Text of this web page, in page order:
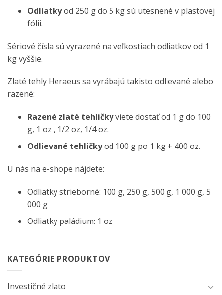
Odliatkyod 250 g do 5 kg sú utesnené v plastovej
fólii.
Sériové čísla sú vyrazené na veľkostiach odliatkov od 1
kg vyššie.
Zlaté tehly Heraeus sa vyrábajú takisto odlievané alebo
razené:
Razené zlaté tehličkyviete dostať od 1 g do 100
g, 1 oz , 1/2 oz, 1/4 oz.
Odlievané tehličkyod 100 g po 1 kg + 400 oz.
U nás na e-shope nájdete:
Odliatky strieborné: 100 g, 250 g, 500 g, 1 000 g, 5
000 g
Odliatky paládium: 1 oz
KATEGÓRIE PRODUKTOV
Investičné zlato